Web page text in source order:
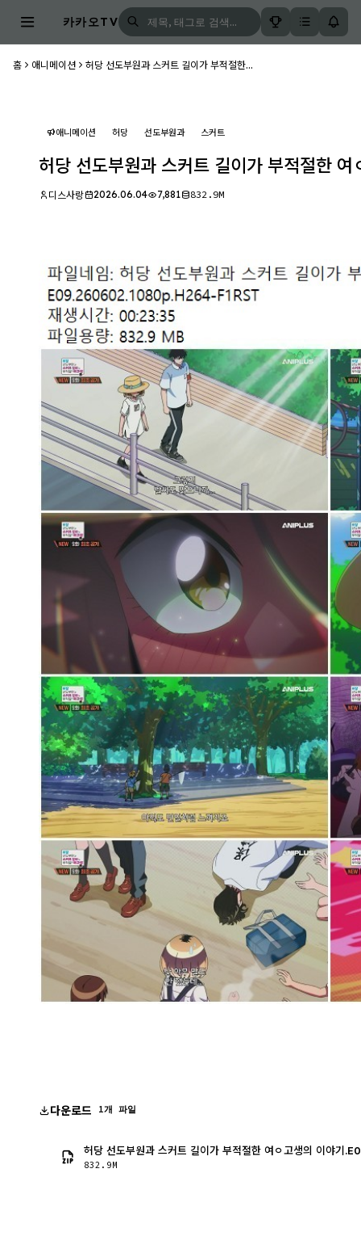
카카오TV
홈 애니메이션 허당 선도부원과 스커트 길이가 부적절한...
애니메이션 허당 선도부원과 스커트
허당 선도부원과 스커트 길이가 부적절한
디스사랑 2026.06.04 7,881 832.9M
다운로드 1개 파일
허당 선도부원과 스커트 길이가 부적절한 여ㅇ고생의 이야기
832.9M